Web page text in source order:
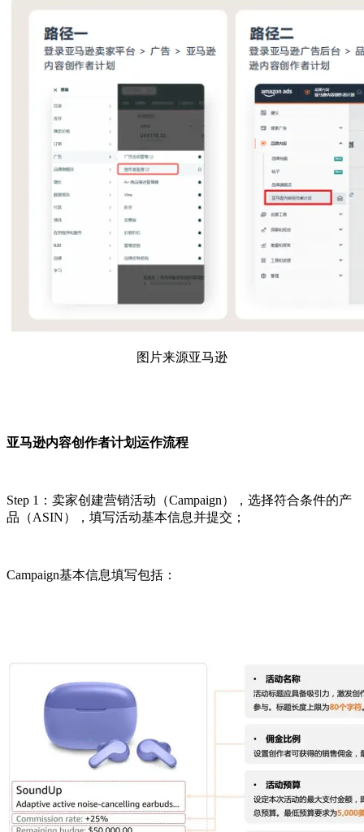
图片来源亚马逊
亚马逊内容创作者计划运作流程
Step 1：卖家创建营销活动（Campaign），选择符合条件的产
品（ASIN），填写活动基本信息并提交；
Campaign基本信息填写包括：